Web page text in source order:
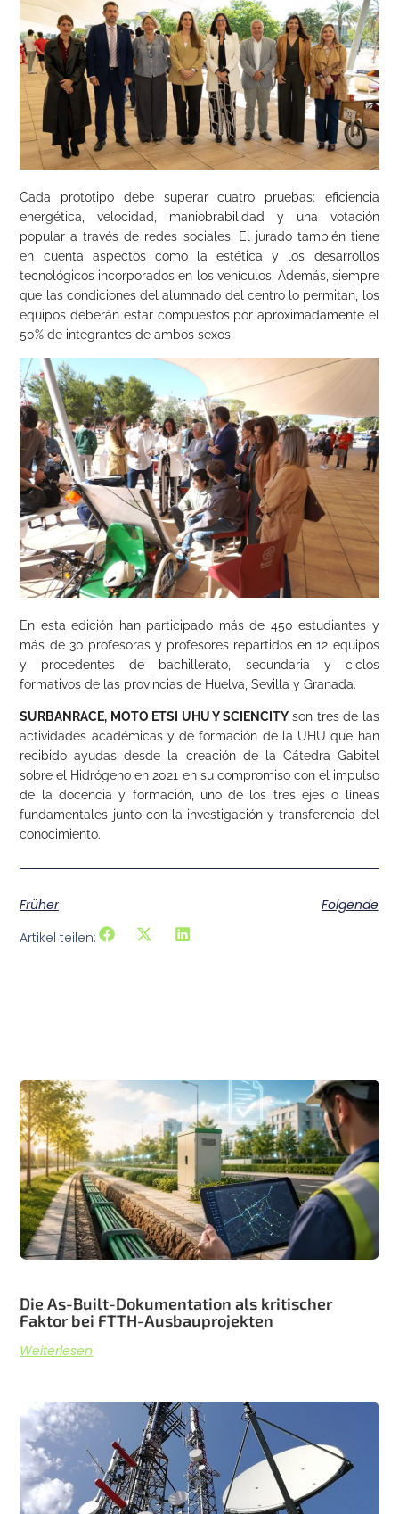
Cada prototipo debe superar cuatro pruebas: eficiencia
energética, velocidad, maniobrabilidad y una votación
popular a través de redes sociales. El jurado también tiene
en cuenta aspectos como la estética y los desarrollos
tecnológicos incorporados en los vehículos. Además, siempre
que las condiciones del alumnado del centro lo permitan, los
equipos deberán estar compuestos por aproximadamente el
50% de integrantes de ambos sexos.
En esta edición han participado más de 450 estudiantes y
más de 30 profesoras y profesores repartidos en 12 equipos
y procedentes de bachillerato, secundaria y ciclos
formativos de las provincias de Huelva, Sevilla y Granada.
SURBANRACE, MOTO ETSI UHU Y SCIENCITYson tres de las
actividades académicas y de formación de la UHU que han
recibido ayudas desde la creación de la Cátedra Gabitel
sobre el Hidrógeno en 2021 en su compromiso con el impulso
de la docencia y formación, uno de los tres ejes o líneas
fundamentales junto con la investigación y transferencia del
conocimiento.
Früher
Folgende
Artikel teilen:
Verwandte Artikel
Die As-Built-Dokumentation als kritischer
Faktor bei FTTH-Ausbauprojekten
Weiterlesen